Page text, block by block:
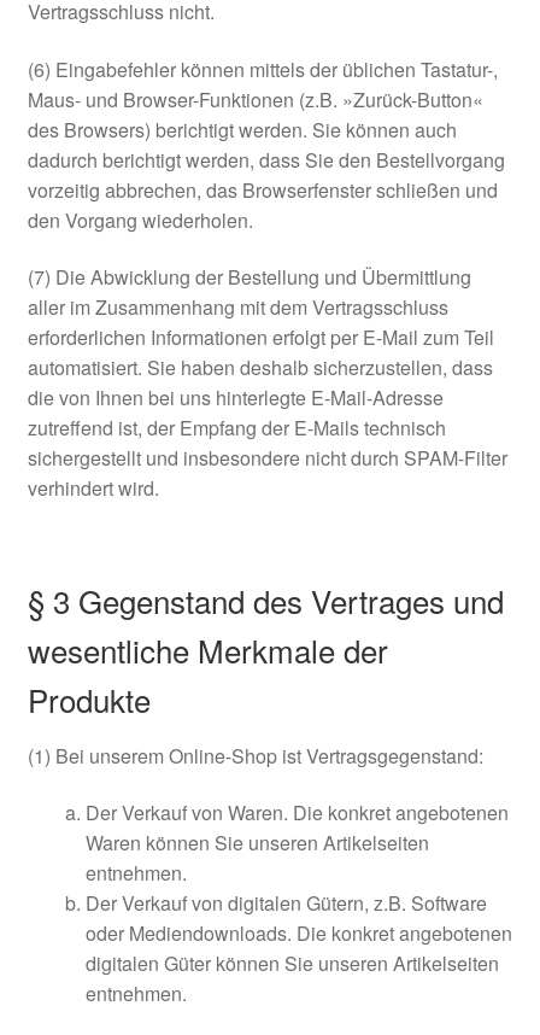
Vertragsschluss nicht.
(6) Eingabefehler können mittels der üblichen Tastatur-,
Maus- und Browser-Funktionen (z.B. »Zurück-Button«
des Browsers) berichtigt werden. Sie können auch
dadurch berichtigt werden, dass Sie den Bestellvorgang
vorzeitig abbrechen, das Browserfenster schließen und
den Vorgang wiederholen.
(7) Die Abwicklung der Bestellung und Übermittlung
aller im Zusammenhang mit dem Vertragsschluss
erforderlichen Informationen erfolgt per E-Mail zum Teil
automatisiert. Sie haben deshalb sicherzustellen, dass
die von Ihnen bei uns hinterlegte E-Mail-Adresse
zutreffend ist, der Empfang der E-Mails technisch
sichergestellt und insbesondere nicht durch SPAM-Filter
verhindert wird.
§ 3 Gegenstand des Vertrages und
wesentliche Merkmale der
Produkte
(1) Bei unserem Online-Shop ist Vertragsgegenstand:
Der Verkauf von Waren. Die konkret angebotenen
Waren können Sie unseren Artikelseiten
entnehmen.
Der Verkauf von digitalen Gütern, z.B. Software
oder Mediendownloads. Die konkret angebotenen
digitalen Güter können Sie unseren Artikelseiten
entnehmen.